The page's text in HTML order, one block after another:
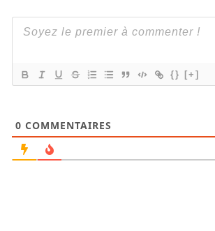
{} [+]
0 COMMENTAIRES